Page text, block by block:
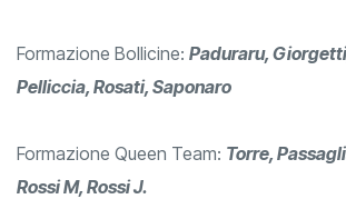
Formazione Bollicine: Paduraru,
Pelliccia, Rosati, Saponaro
Formazione Queen Team: Torre,
Rossi M, Rossi J.